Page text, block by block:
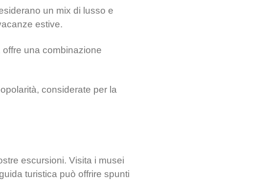
un mix di lusso e
estive.
offre una combinazione
considerate per la
escursioni. Visita i musei
turistica può offrire spunti